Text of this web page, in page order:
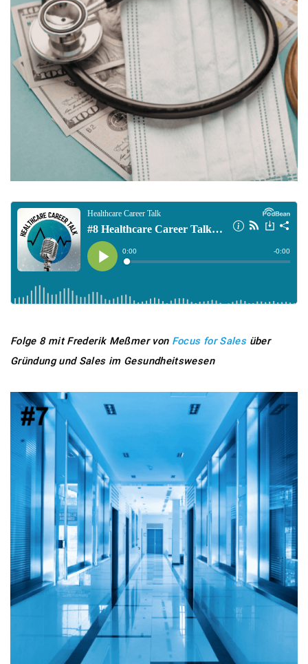
Folge 8 mit Frederik Meßmer von Focus for Sales über
Gründung und Sales im Gesundheitswesen